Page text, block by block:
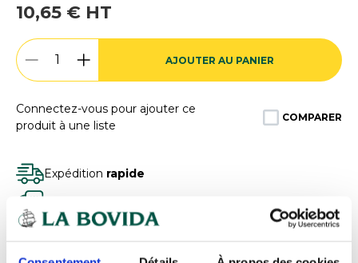
10,65 € HT
AJOUTER AU PANIER
Connectez-vous pour ajouter ce
produit à une liste
COMPARER
Expédition rapide
Paiement100% sécurisé
Devisgratuits